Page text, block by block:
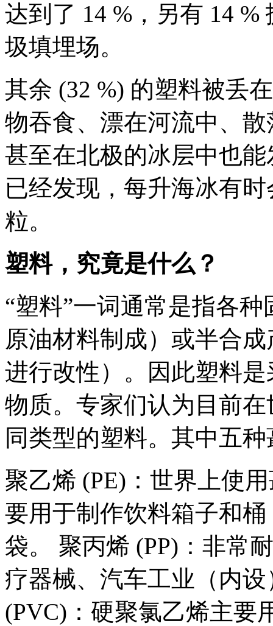
达到了 14 %，另有 14
圾填埋场。
其余 (32 %) 的塑料被丢
物吞食、漂在河流中、
甚至在北极的冰层中也
已经发现，每升海冰有
粒。
塑料，究竟是什么？
“塑料”一词通常是指各
原油材料制成）或半合
进行改性）。因此塑料
物质。专家们认为目前
同类型的塑料。其中五
聚乙烯 (PE)：世界上使
要用于制作饮料箱子和
袋。 聚丙烯 (PP)：非常
疗器械、汽车工业（内
(PVC)：硬聚氯乙烯主要